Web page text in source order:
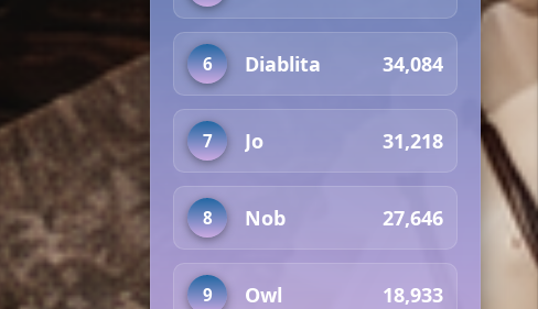
6 Diablita 34,084
7 Jo 31,218
8 Nob 27,646
9 Owl 18,933